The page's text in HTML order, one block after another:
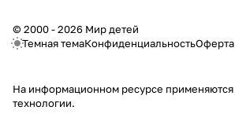
© 2000 - 2026 Мир детей
Темная темаКонфиденциальностьОферта
На информационном ресурсе применяются
технологии.